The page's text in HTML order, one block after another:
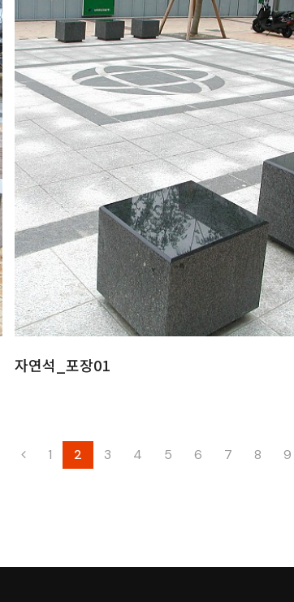
자연석_포장01
1 2 3 4 5 6 7 8 9